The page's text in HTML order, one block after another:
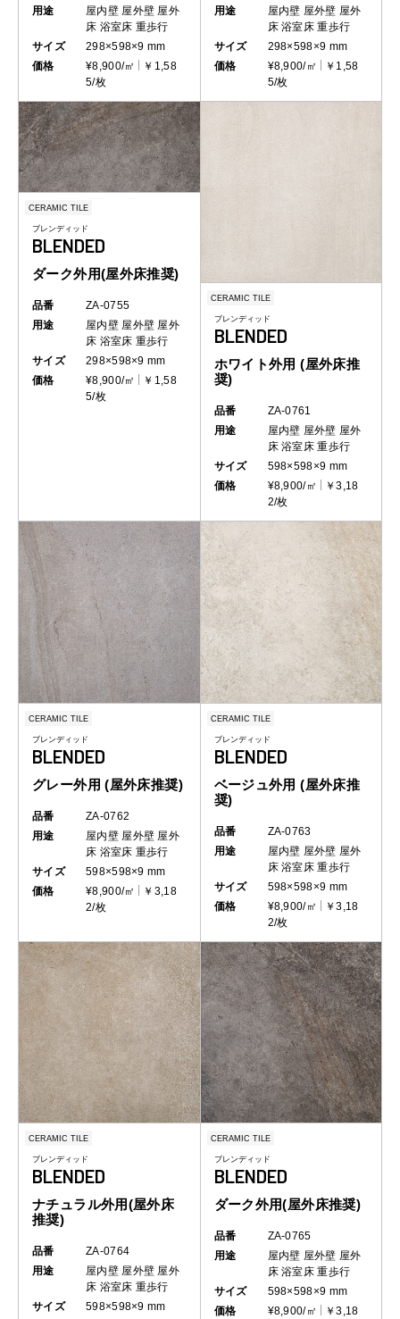
用途 屋内壁 屋外壁 屋外
床 浴室床 重歩行
サイズ
298×598×9 mm
価格
¥8,900/㎡
￥1,58
5/枚
用途 屋内壁 屋外壁 屋外
床 浴室床 重歩行
サイズ
298×598×9 mm
価格
¥8,900/㎡
￥1,58
5/枚
CERAMIC TILE
ブレンディッド
BLENDED
ダーク外用(屋外床推奨)
品番
ZA-0755
用途
屋内壁 屋外壁 屋外
床 浴室床 重歩行
サイズ
298×598×9 mm
価格
¥8,900/㎡
￥1,58
5/枚
CERAMIC TILE
ブレンディッド
BLENDED
ホワイト外用 (屋外床推
奨)
品番
ZA-0761
用途
屋内壁 屋外壁 屋外
床 浴室床 重歩行
サイズ
598×598×9 mm
価格
¥8,900/㎡
￥3,18
2/枚
CERAMIC TILE
ブレンディッド
BLENDED
グレー外用 (屋外床推奨)
品番
ZA-0762
用途
屋内壁 屋外壁 屋外
床 浴室床 重歩行
サイズ
598×598×9 mm
価格
¥8,900/㎡
￥3,18
2/枚
CERAMIC TILE
ブレンディッド
BLENDED
ベージュ外用 (屋外床推
奨)
品番
ZA-0763
用途
屋内壁 屋外壁 屋外
床 浴室床 重歩行
サイズ
598×598×9 mm
価格
¥8,900/㎡
￥3,18
2/枚
CERAMIC TILE
ブレンディッド
BLENDED
ナチュラル外用(屋外床
推奨)
品番
ZA-0764
用途
屋内壁 屋外壁 屋外
床 浴室床 重歩行
サイズ
598×598×9 mm
CERAMIC TILE
ブレンディッド
BLENDED
ダーク外用(屋外床推奨)
品番
ZA-0765
用途
屋内壁 屋外壁 屋外
床 浴室床 重歩行
サイズ
598×598×9 mm
価格
¥8,900/㎡
￥3,18